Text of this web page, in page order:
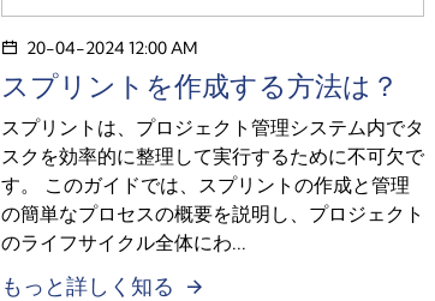
20-04-2024 12:00 AM
スプリントを作成する方法は？
スプリントは、プロジェクト管理システム内でタ
スクを効率的に整理して実行するために不可欠で
す。 このガイドでは、スプリントの作成と管理
の簡単なプロセスの概要を説明し、プロジェクト
のライフサイクル全体にわ...
もっと詳しく知る